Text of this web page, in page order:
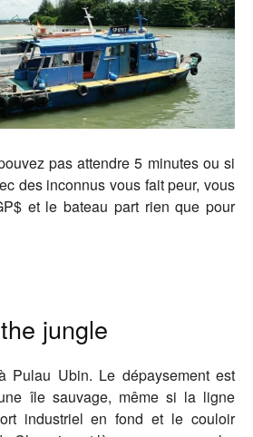
pas attendre 5 minutes ou si
des inconnus vous fait peur, vous
et le bateau part rien que pour
jungle
Pulau Ubin. Le dépaysement est
île sauvage, même si la ligne
industriel en fond et le couloir